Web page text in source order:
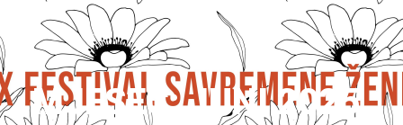
MJESEC:JUNI 2025.